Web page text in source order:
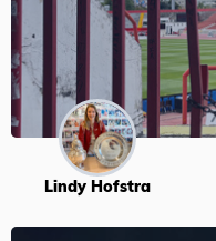
Lindy Hofstra